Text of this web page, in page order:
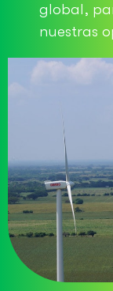
global,
nuestras